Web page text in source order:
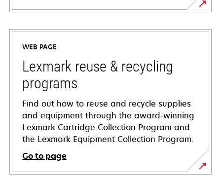
opens
in
new
tab
WEB PAGE
Lexmark reuse & recycling
programs
Find out how to reuse and recycle supplies
and equipment through the award-winning
Lexmark Cartridge Collection Program and
the Lexmark Equipment Collection Program.
Go to page